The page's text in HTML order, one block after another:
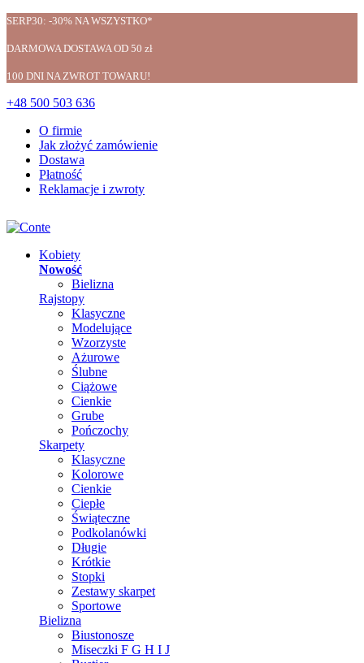
SERP30: -30% NA WSZYSTKO*
DARMOWA DOSTAWA OD 50 zł
100 DNI NA ZWROT TOWARU!
+48 500 503 636
O firmie
Jak złożyć zamówienie
Dostawa
Płatność
Reklamacje i zwroty
Kobiety
Nowość
Bielizna
Rajstopy
Klasyczne
Modelujące
Wzorzyste
Ażurowe
Ślubne
Ciążowe
Cienkie
Grube
Pończochy
Skarpety
Klasyczne
Kolorowe
Cienkie
Ciepłe
Świąteczne
Podkolanówki
Długie
Krótkie
Stopki
Zestawy skarpet
Sportowe
Bielizna
Biustonosze
Miseczki F G H I J